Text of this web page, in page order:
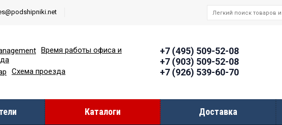
Время работы офиcа и
Схема проезда
+7 (495) 509-52-08
+7 (903) 509-52-08
+7 (926) 539-60-70
Каталоги Доставка